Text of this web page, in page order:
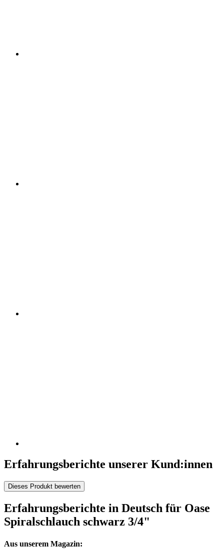
Erfahrungsberichte unserer Kund:innen
Dieses Produkt bewerten
Erfahrungsberichte in Deutsch für Oase
Spiralschlauch schwarz 3/4"
Aus unserem Magazin: